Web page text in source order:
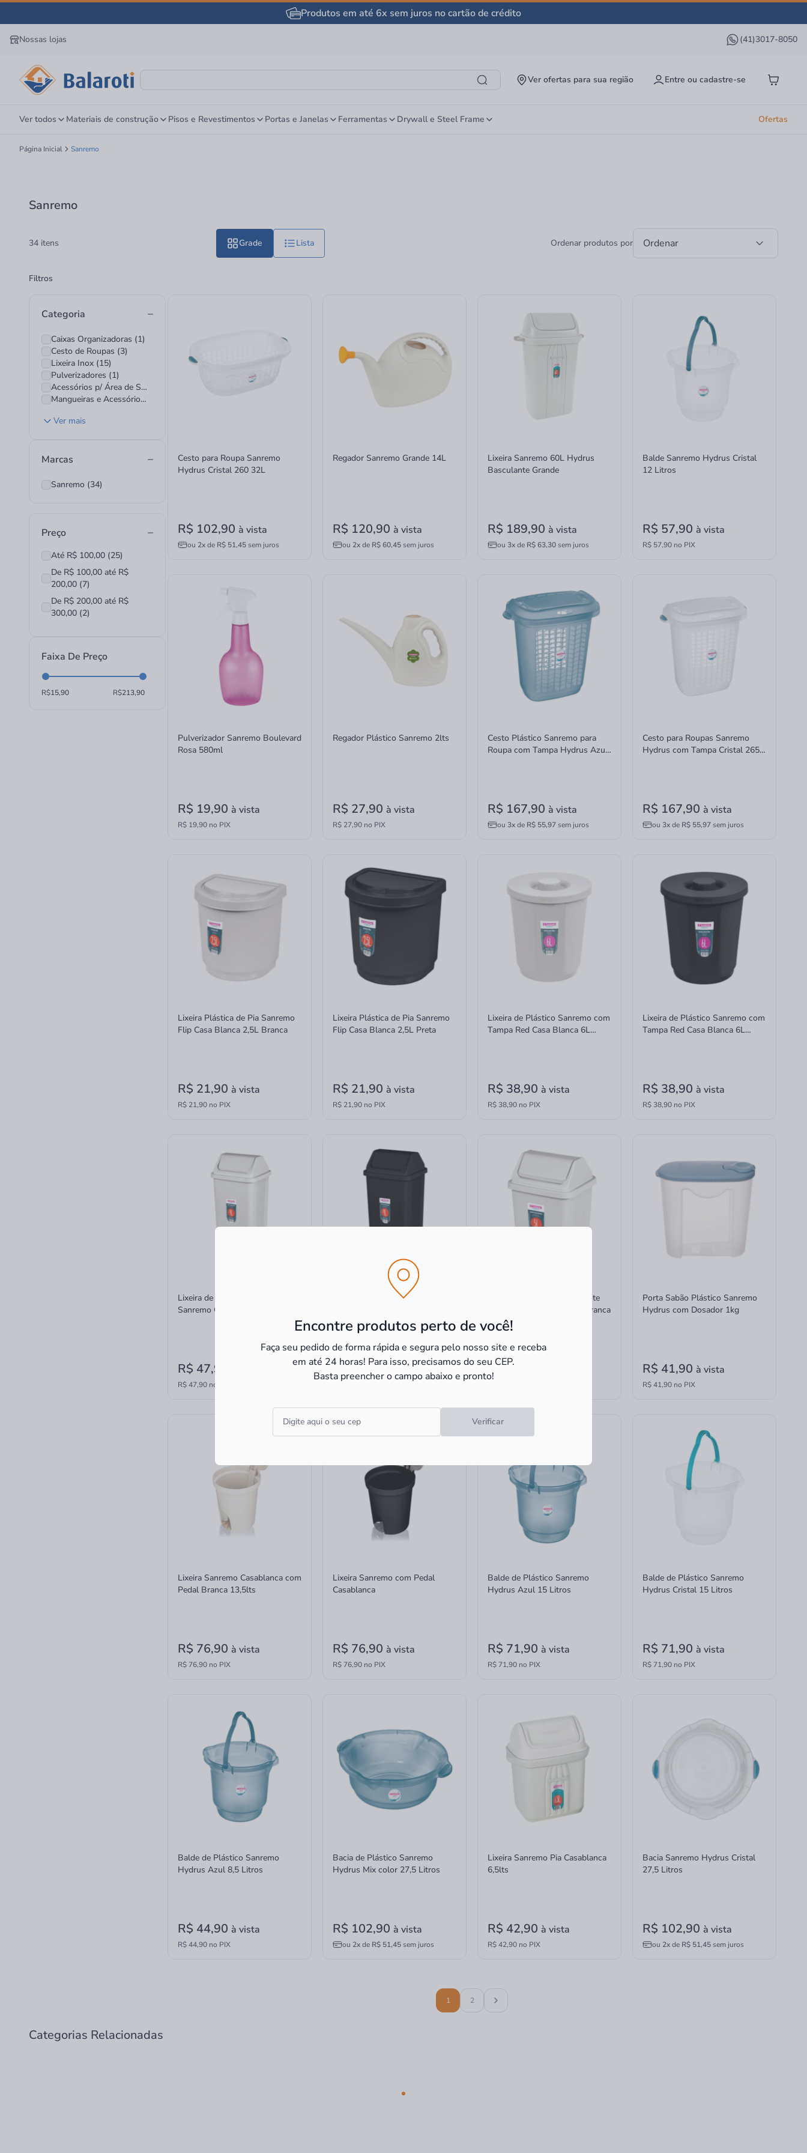
Produtos em até 6x sem juros no cartão de crédito
Nossas lojas (41)3017-8050
Ver ofertas para sua região Entre ou cadastre-se
Encontre produtos perto de você!
Faça seu pedido de forma rápida e segura pelo nosso site e receba
em até 24 horas! Para isso, precisamos do seu CEP.
Basta preencher o campo abaixo e pronto!
Verificar
Ver todos Materiais de construção Pisos e Revestimentos Portas e Janelas Ferramentas Drywall e Steel Frame Ofertas
Página Inicial Sanremo
Sanremo
34 itens Grade Lista Ordenar produtos por Ordenar
Filtros
Categoria
Acessórios p/ Área de Serviço (13)
Caixas Organizadoras (1)
Cesto de Roupas (3)
Lixeira Inox (15)
Mangueiras e Acessórios (2)
Pulverizadores (1)
Ver mais
Marcas
Sanremo (34)
Preço
Até R$ 100,00 (25)
De R$ 100,00 até R$
200,00 (7)
De R$ 200,00 até R$
300,00 (2)
Faixa De Preço
R$ R$
Cesto para Roupa Sanremo
Hydrus Cristal 260 32L
R$ 102,90 à vista
ou 2xde R$ 51,45sem juros
Regador Sanremo Grande 14L
R$ 120,90 à vista
ou 2xde R$ 60,45sem juros
Lixeira Sanremo 60L Hydrus
Basculante Grande
R$ 189,90 à vista
ou 3xde R$ 63,30sem juros
Balde Sanremo Hydrus Cristal
12 Litros
R$ 57,90 à vista
R$ 57,90 no PIX
Pulverizador Sanremo Boulevard
Rosa 580ml
R$ 19,90 à vista
R$ 19,90 no PIX
Regador Plástico Sanremo 2lts
R$ 27,90 à vista
R$ 27,90 no PIX
Cesto Plástico Sanremo para
Roupa com Tampa Hydrus Azul
R$ 167,90 à vista
ou 3xde R$ 55,97sem juros
Cesto para Roupas Sanremo
Hydrus com Tampa Cristal 265
R$ 167,90 à vista
ou 3xde R$ 55,97sem juros
Lixeira Plástica de Pia Sanremo
Flip Casa Blanca 2,5L Branca
R$ 21,90 à vista
R$ 21,90 no PIX
Lixeira Plástica de Pia Sanremo
Flip Casa Blanca 2,5L Preta
R$ 21,90 à vista
R$ 21,90 no PIX
Lixeira de Plástico Sanremo com
Tampa Red Casa Blanca 6L
R$ 38,90 à vista
R$ 38,90 no PIX
Lixeira de Plástico Sanremo com
Tampa Red Casa Blanca 6L
R$ 38,90 à vista
R$ 38,90 no PIX
Lixeira de Plástico Basculante
Sanremo Casa Blanca 9L Branca
R$ 47,90
R$ 47,90 no PIX
Lixeira de Plástico Basculante
R$ 47,90 à vista
Lixeira de Plástico Basculante
Sanremo Casa Blanca 5L Branca
R$ 35,90
Porta Sabão Plástico Sanremo
Hydrus com Dosador 1kg
R$ 41,90 à vista
R$ 41,90 no PIX
Lixeira Sanremo Casablanca com
Pedal Branca 13,5lts
R$ 76,90 à vista
R$ 76,90 no PIX
Lixeira Sanremo com Pedal
Casablanca
R$ 76,90 à vista
R$ 76,90 no PIX
Balde de Plástico Sanremo
Hydrus Azul 15 Litros
R$ 71,90 à vista
R$ 71,90 no PIX
Balde de Plástico Sanremo
Hydrus Cristal 15 Litros
R$ 71,90 à vista
R$ 71,90 no PIX
Balde de Plástico Sanremo
Hydrus Azul 8,5 Litros
R$ 44,90 à vista
R$ 44,90 no PIX
Bacia de Plástico Sanremo
Hydrus Mix color 27,5 Litros
R$ 102,90 à vista
ou 2xde R$ 51,45sem juros
Lixeira Sanremo Pia Casablanca
6,5lts
R$ 42,90 à vista
R$ 42,90 no PIX
Bacia Sanremo Hydrus Cristal
27,5 Litros
R$ 102,90 à vista
ou 2xde R$ 51,45sem juros
1 2
Categorias Relacionadas